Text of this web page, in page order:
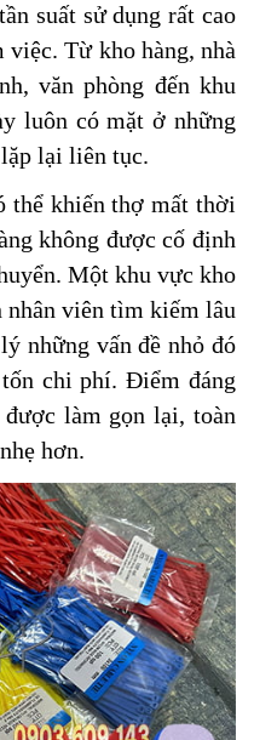
suất sử dụng rất cao
Từ kho hàng, nhà
văn phòng đến khu
luôn có mặt ở những
lại liên tục.
thể khiến thợ mất thời
không được cố định
Một khu vực kho
nhân viên tìm kiếm lâu
những vấn đề nhỏ đó
tốn chi phí.Điểm đáng
làm gọn lại, toàn
hơn.